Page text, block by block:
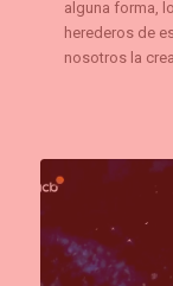
alguna forma,
herederos de
nosotros la